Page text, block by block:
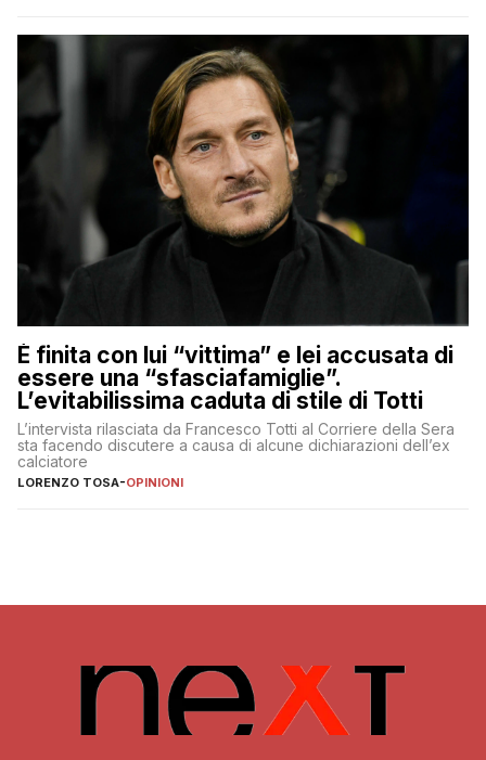
È finita con lui “vittima” e lei accusata di
essere una “sfasciafamiglie”.
L’evitabilissima caduta di stile di Totti
L’intervista rilasciata da Francesco Totti al Corriere della Sera
sta facendo discutere a causa di alcune dichiarazioni dell’ex
calciatore
LORENZO TOSA-OPINIONI